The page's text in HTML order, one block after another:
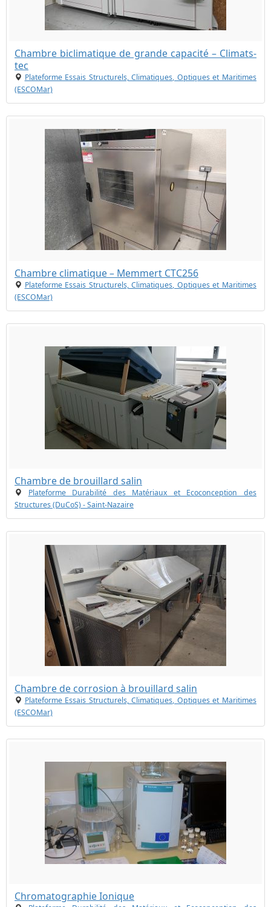
Chambre biclimatique de grande capacité – Climats-
tec
Plateforme Essais Structurels, Climatiques, Optiques et Maritimes
(ESCOMar)
Chambre climatique – Memmert CTC256
Plateforme Essais Structurels, Climatiques, Optiques et Maritimes
(ESCOMar)
Chambre de brouillard salin
Plateforme Durabilité des Matériaux et Ecoconception des
Structures (DuCoS) - Saint-Nazaire
Chambre de corrosion à brouillard salin
Plateforme Essais Structurels, Climatiques, Optiques et Maritimes
(ESCOMar)
Chromatographie Ionique